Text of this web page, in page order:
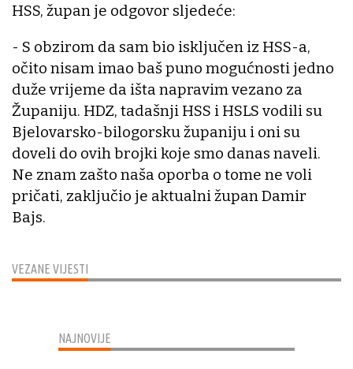
VEZANE VIJESTI
HSS, župan je odgovor sljedeće:
- S obzirom da sam bio isključen iz HSS-a,
očito nisam imao baš puno mogućnosti jedno
duže vrijeme da išta napravim vezano za
Županiju. HDZ, tadašnji HSS i HSLS vodili su
Bjelovarsko-bilogorsku županiju i oni su
doveli do ovih brojki koje smo danas naveli.
Ne znam zašto naša oporba o tome ne voli
pričati, zaključio je aktualni župan Damir
Bajs.
NAJNOVIJE